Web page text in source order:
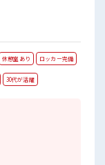
休憩室あり ロッカー完備
30代が活躍